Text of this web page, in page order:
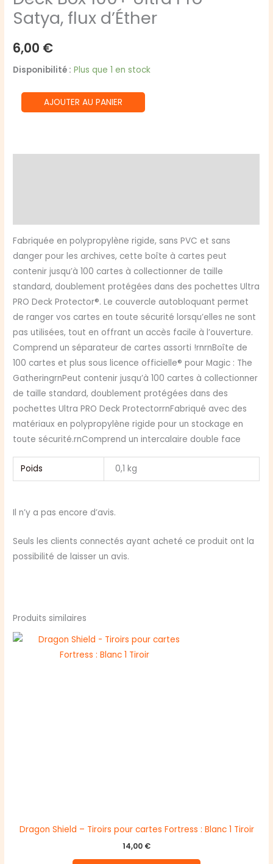
Satya, flux d’Éther
6,00 €
Disponibilité : Plus que 1 en stock
quantité
de
flux
d'Éther
AJOUTER AU PANIER
Fabriquée en polypropylène rigide, sans PVC et sans
danger pour les archives, cette boîte à cartes peut
contenir jusqu’à 100 cartes à collectionner de taille
standard, doublement protégées dans des pochettes Ultra
PRO Deck Protector®. Le couvercle autobloquant permet
de ranger vos cartes en toute sécurité lorsqu’elles ne sont
pas utilisées, tout en offrant un accès facile à l’ouverture.
Comprend un séparateur de cartes assorti !rnrnBoîte de
100 cartes et plus sous licence officielle® pour Magic : The
GatheringrnPeut contenir jusqu’à 100 cartes à collectionner
de taille standard, doublement protégées dans des
pochettes Ultra PRO Deck ProtectorrnFabriqué avec des
matériaux en polypropylène rigide pour un stockage en
toute sécurité.rnComprend un intercalaire double face
Poids 0,1 kg
Il n’y a pas encore d’avis.
Seuls les clients connectés ayant acheté ce produit ont la
possibilité de laisser un avis.
Produits similaires
Dragon Shield – Tiroirs pour cartes Fortress : Blanc 1 Tiroir
14,00 €